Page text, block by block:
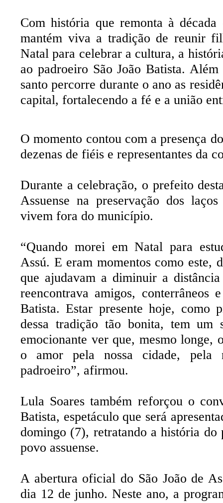
Com história que remonta à
mantém viva a tradição de reunir
Natal para celebrar a cultura, a
ao padroeiro São João Batista.
santo percorre durante o ano as
capital, fortalecendo a fé e a união
O momento contou com a presença
dezenas de fiéis e representantes da
Durante a celebração, o prefeito
Assuense na preservação dos
vivem fora do município.
“Quando morei em Natal para
Assú. E eram momentos como este,
que ajudavam a diminuir a
reencontrava amigos, conterrâneos
Batista. Estar presente hoje, como
dessa tradição tão bonita, tem um
emocionante ver que, mesmo longe,
o amor pela nossa cidade, pela
padroeiro”, afirmou.
Lula Soares também reforçou o
Batista, espetáculo que será
domingo (7), retratando a história
povo assuense.
A abertura oficial do São João de
dia 12 de junho. Neste ano, a